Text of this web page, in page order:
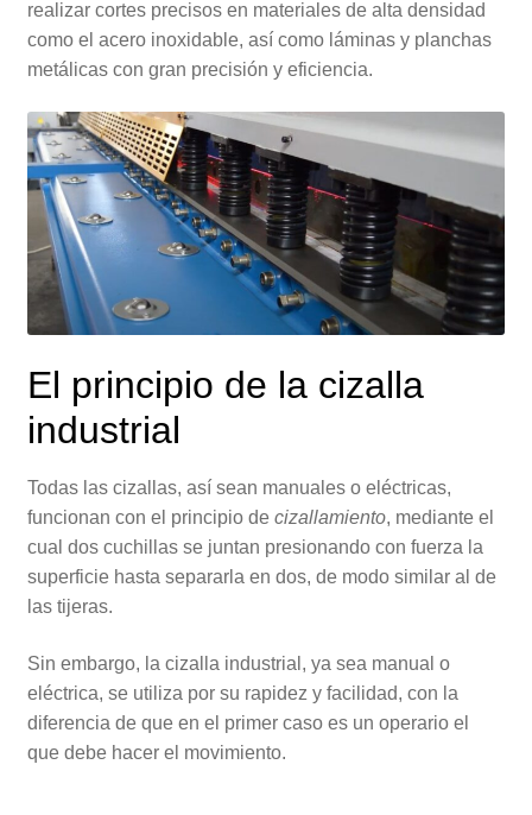
realizar cortes precisos en materiales de alta densidad
como el acero inoxidable, así como láminas y planchas
metálicas con gran precisión y eficiencia.
El principio de la cizalla
industrial
Todas las cizallas, así sean manuales o eléctricas,
funcionan con el principio de cizallamiento, mediante el
cual dos cuchillas se juntan presionando con fuerza la
superficie hasta separarla en dos, de modo similar al de
las tijeras.
Sin embargo, la cizalla industrial, ya sea manual o
eléctrica, se utiliza por su rapidez y facilidad, con la
diferencia de que en el primer caso es un operario el
que debe hacer el movimiento.